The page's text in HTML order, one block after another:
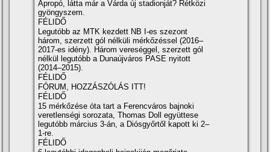
Apropó, látta már a Várda új stadionját? Rétközi
gyöngyszem.
FÉLIDŐ
Legutóbb az MTK kezdett NB I-es szezont
három, szerzett gól nélküli mérkőzéssel (2016–
2017-es idény). Három vereséggel, szerzett gól
nélkül legutóbb a Dunaújváros PASE nyitott
(2014–2015).
FÉLIDŐ
FÓRUM, HOZZÁSZÓLÁS ITT!
FÉLIDŐ
15 mérkőzése óta tart a Ferencváros bajnoki
veretlenségi sorozata, Thomas Doll együttese
legutóbb március 3-án, a Diósgyőrtől kapott ki 2–
1-re.
FÉLIDŐ